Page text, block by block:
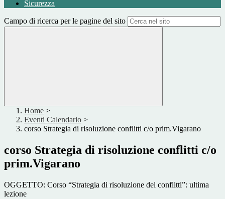
Sicurezza
Campo di ricerca per le pagine del sito
Home >
Eventi Calendario >
corso Strategia di risoluzione conflitti c/o prim.Vigarano
corso Strategia di risoluzione conflitti c/o
prim.Vigarano
OGGETTO: Corso “Strategia di risoluzione dei conflitti”: ultima
lezione